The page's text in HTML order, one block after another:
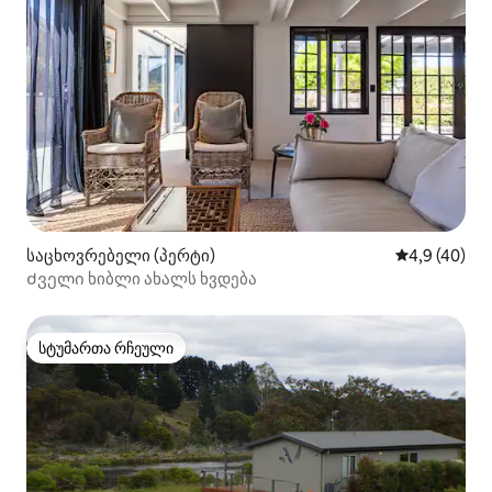
საცხოვრებელი (პერტი) საშუალო
4,9 (40)
Ძველი ხიბლი ახალს ხვდება
სტუმართა რჩეული
სტუმართა რჩეული